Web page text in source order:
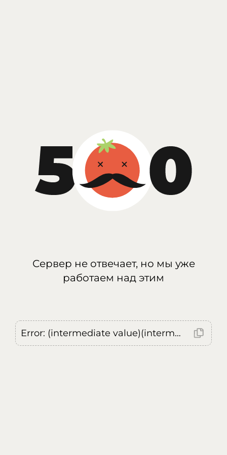
Сервер не отвечает, но мы уже
работаем над этим
Error: (intermediate value)(intermediate value)(intermediate value).replaceAll is not a function